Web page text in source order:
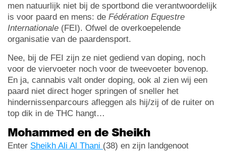
men natuurlijk niet bij de sportbond die verantwoordelijk
is voor paard en mens: de Fédération Equestre
Internationale (FEI). Ofwel de overkoepelende
organisatie van de paardensport.
Nee, bij de FEI zijn ze niet gediend van doping, noch
voor de viervoeter noch voor de tweevoeter bovenop.
En ja, cannabis valt onder doping, ook al zien wij een
paard niet direct hoger springen of sneller het
hindernissenparcours afleggen als hij/zij of de ruiter on
top dik in de THC hangt…
Mohammed en de Sheikh
Enter Sheikh Ali Al Thani (38) en zijn landgenoot